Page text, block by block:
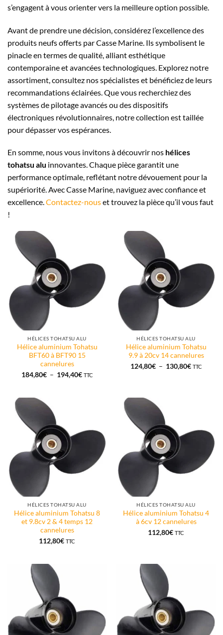
s’engagent à vous orienter vers la meilleure option possible.
Avant de prendre une décision, considérez l’excellence des
produits neufs offerts par Casse Marine. Ils symbolisent le
pinacle en termes de qualité, alliant esthétique
contemporaine et avancées technologiques. Explorez notre
assortiment, consultez nos spécialistes et bénéficiez de leurs
recommandations éclairées. Que vous recherchiez des
systèmes de pilotage avancés ou des dispositifs
électroniques révolutionnaires, notre collection est taillée
pour dépasser vos espérances.
En somme, nous vous invitons à découvrir nos hélices
tohatsu alu innovantes. Chaque pièce garantit une
performance optimale, reflétant notre dévouement pour la
supériorité. Avec Casse Marine, naviguez avec confiance et
excellence.Contactez-nouset trouvez la pièce qu’il vous faut
!
HÉLICES TOHATSU ALU
Hélice aluminium Tohatsu
BFT60 à BFT90 15
cannelures
184,80€ – 194,40€Plage
TTC
HÉLICES TOHATSU ALU
Hélice aluminium Tohatsu
9.9 à 20cv 14 cannelures
124,80€ – 130,80€Plage
TTC
HÉLICES TOHATSU ALU
Hélice aluminium Tohatsu 8
et 9.8cv 2 & 4 temps 12
cannelures
112,80€ TTC
HÉLICES TOHATSU ALU
Hélice aluminium Tohatsu 4
à 6cv 12 cannelures
112,80€ TTC